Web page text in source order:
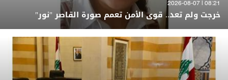
08:21 | 2026-08-07
خرجت ولم تعد.. قوى الأمن تعمم صورة القاصر "نور"